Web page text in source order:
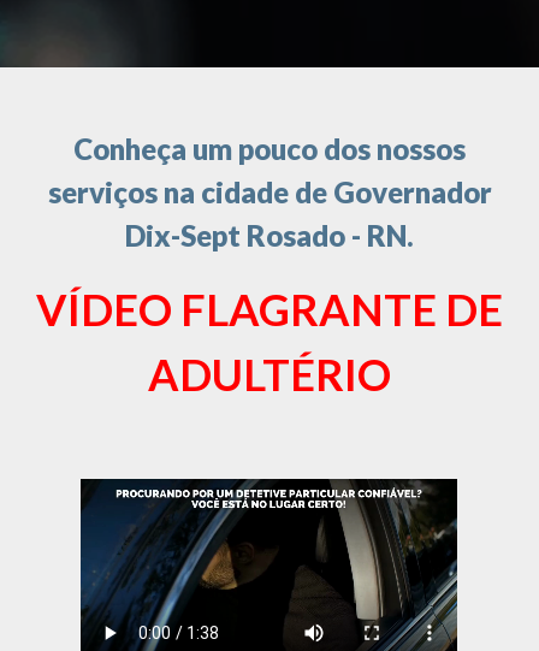
Conheça um pouco dos nossos
serviços na cidade de Governador
Dix-Sept Rosado - RN.
VÍDEO FLAGRANTE DE
ADULTÉRIO